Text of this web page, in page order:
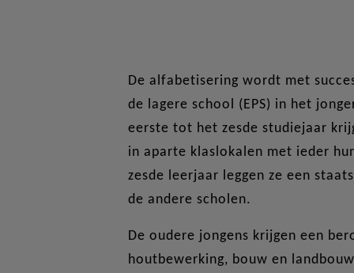
De alfabetisering wordt met
de lagere school (EPS) in het
eerste tot het zesde studiejaar
in aparte klaslokalen met ieder
zesde leerjaar leggen ze een
de andere scholen.
De oudere jongens krijgen een
houtbewerking, bouw en